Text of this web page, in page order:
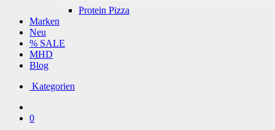
Protein Pizza
Marken
Neu
% SALE
MHD
Blog
Kategorien
0